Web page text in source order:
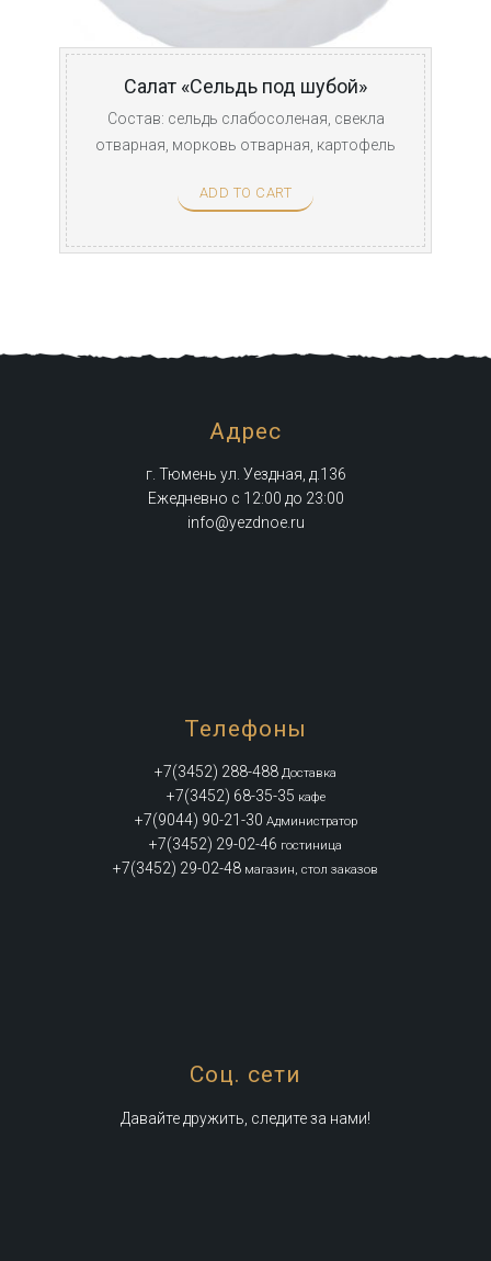
Салат «Сельдь под шубой»
Состав: сельдь слабосоленая, свекла
отварная, морковь отварная, картофель
ADD TO CART
Адрес
г. Тюмень ул. Уездная, д.136
Ежедневно с 12:00 до 23:00
info@yezdnoe.ru
Телефоны
+7(3452) 288-488 Доставка
+7(3452) 68-35-35 кафе
+7(9044) 90-21-30 Администратор
+7(3452) 29-02-46 гостиница
+7(3452) 29-02-48 магазин, стол заказов
Соц. сети
Давайте дружить, следите за нами!